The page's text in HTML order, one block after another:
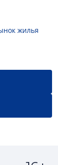
жилья